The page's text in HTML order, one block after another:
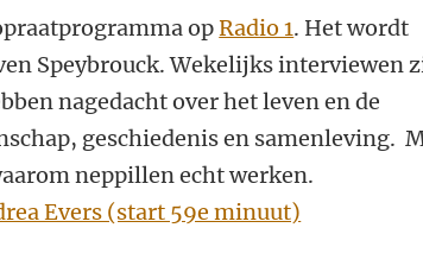
opRadio 1. Het wordt
Speybrouck. Wekelijks interviewen
nagedacht over het leven en de
geschiedenis en samenleving.
neppillen echt werken.
Evers (start 59e minuut)